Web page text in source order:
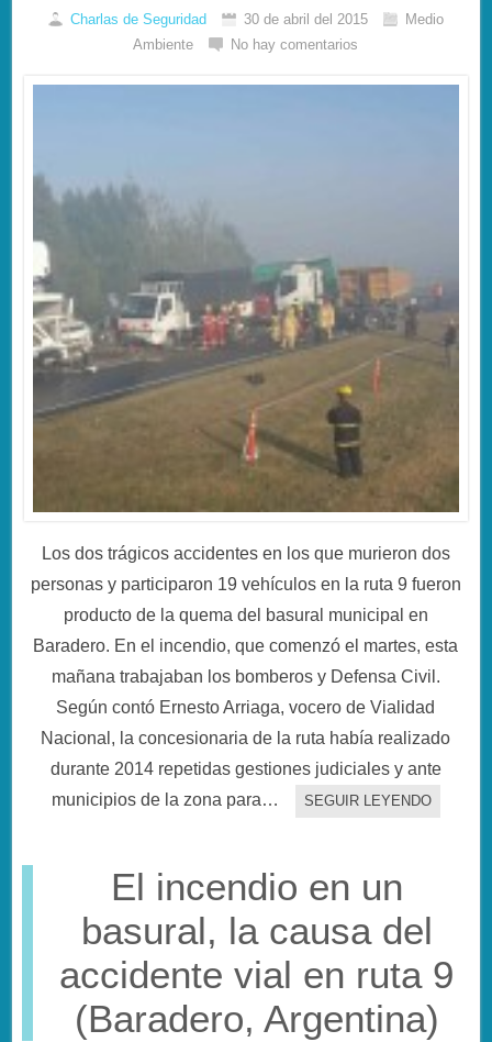
Charlas de Seguridad 30 de abril del 2015
Medio
Ambiente
No hay comentarios
Los dos trágicos accidentes en los que murieron dos
personas y participaron 19 vehículos en la ruta 9 fueron
producto de la quema del basural municipal en
Baradero. En el incendio, que comenzó el martes, esta
mañana trabajaban los bomberos y Defensa Civil.
Según contó Ernesto Arriaga, vocero de Vialidad
Nacional, la concesionaria de la ruta había realizado
durante 2014 repetidas gestiones judiciales y ante
municipios de la zona para…
SEGUIR LEYENDO
El incendio en un
basural, la causa del
accidente vial en ruta 9
(Baradero, Argentina)